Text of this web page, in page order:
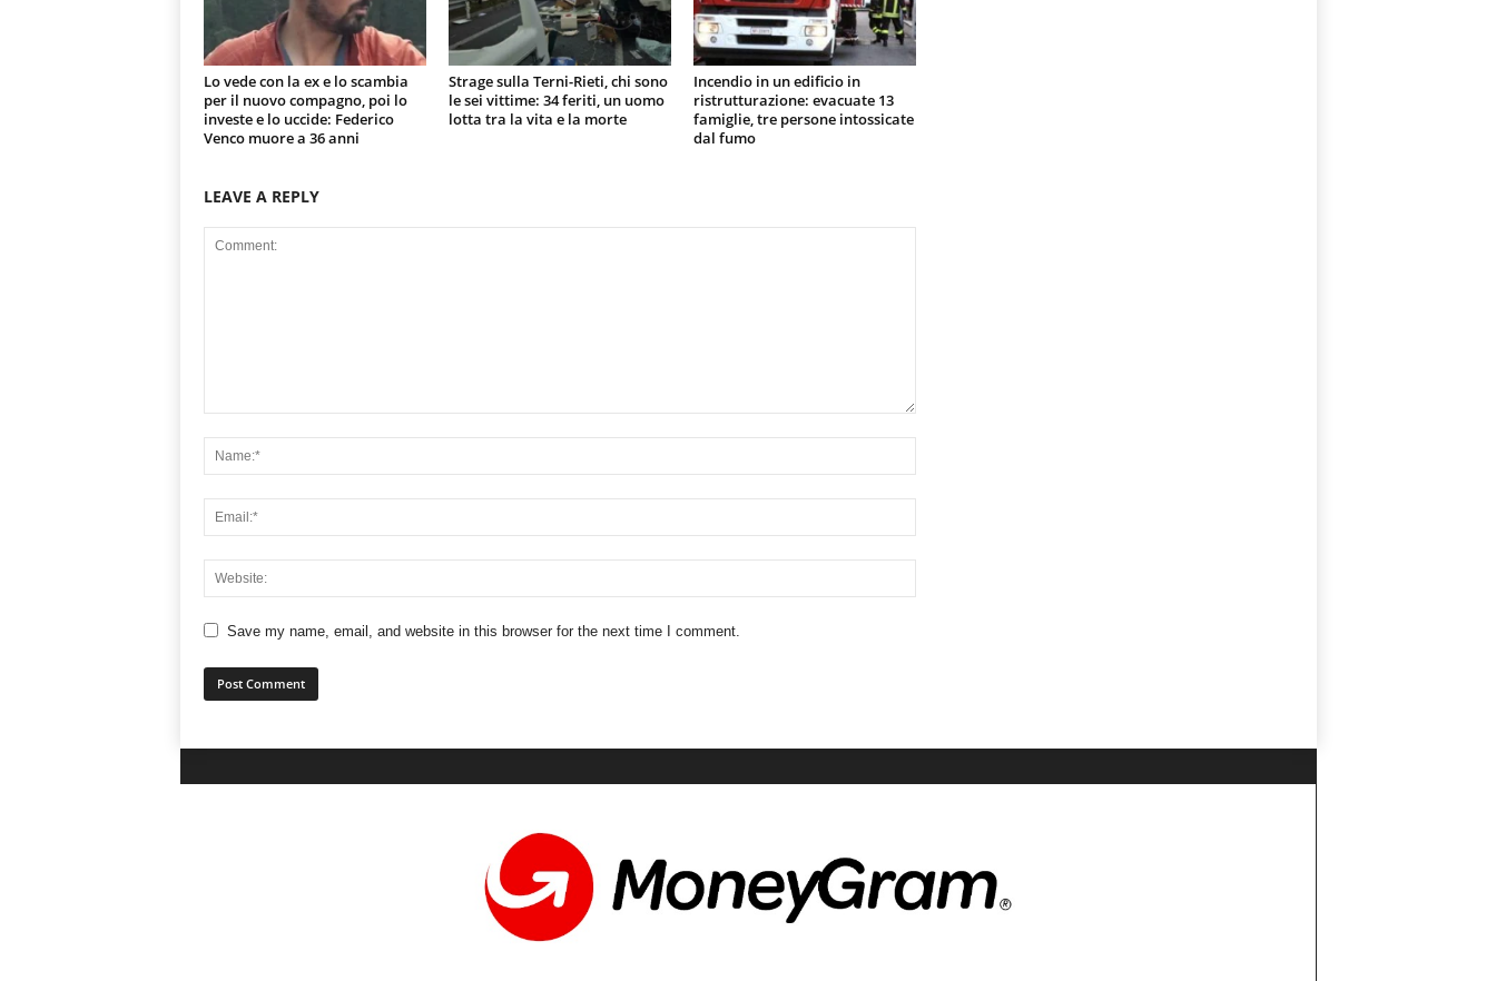
Lo vede con la ex e lo scambia
per il nuovo compagno, poi lo
investe e lo uccide: Federico
Venco muore a 36 anni
Strage sulla Terni-Rieti, chi sono
le sei vittime: 34 feriti, un uomo
lotta tra la vita e la morte
Incendio in un edificio in
ristrutturazione: evacuate 13
famiglie, tre persone intossicate
dal fumo
LEAVE A REPLY
Save my name, email, and website in this browser for the next time I comment.